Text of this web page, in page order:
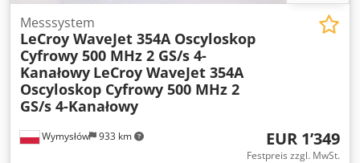
Wymysłów 933 km
Messsystem
LeCroy WaveJet 354A Oscyloskop
Cyfrowy 500 MHz 2 GS/s 4-
Kanałowy LeCroy WaveJet 354A
Oscyloskop Cyfrowy 500 MHz 2
GS/s 4-Kanałowy
EUR 1’349
Festpreis zzgl. MwSt.